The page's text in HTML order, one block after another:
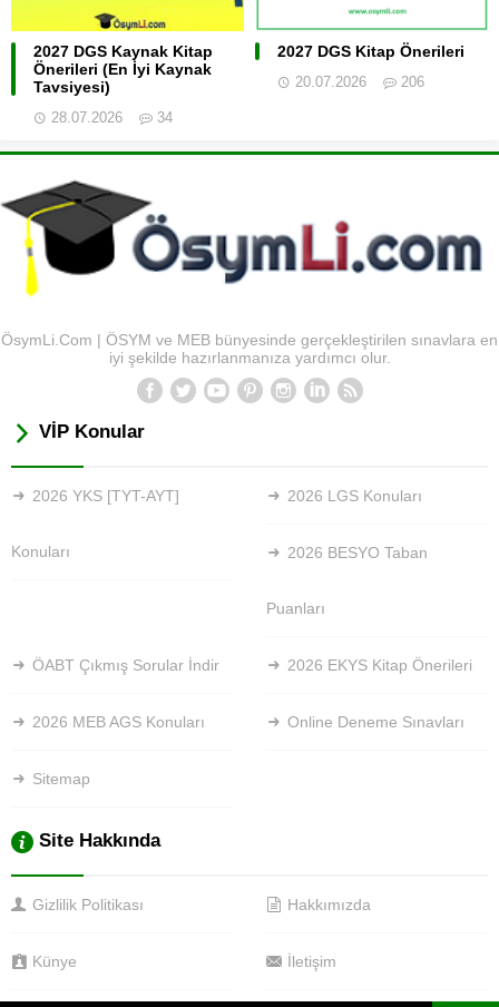
2027 DGS Kaynak Kitap
Önerileri (En İyi Kaynak
Tavsiyesi)
28.07.2026 34
2027 DGS Kitap Önerileri
20.07.2026 206
ÖsymLi.Com | ÖSYM ve MEB bünyesinde gerçekleştirilen sınavlara en
iyi şekilde hazırlanmanıza yardımcı olur.
VİP Konular
2026 YKS [TYT-AYT]
Konuları
2026 LGS Konuları
2026 BESYO Taban
Puanları
ÖABT Çıkmış Sorular İndir 2026 EKYS Kitap Önerileri
2026 MEB AGS Konuları Online Deneme Sınavları
Sitemap
Site Hakkında
Gizlilik Politikası Hakkımızda
Künye İletişim